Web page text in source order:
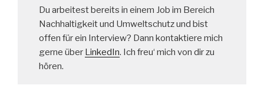
Du arbeitest bereits in einem Job im Bereich
Nachhaltigkeit und Umweltschutz und bist
offen für ein Interview? Dann kontaktiere mich
gerne über LinkedIn. Ich freu‘ mich von dir zu
hören.